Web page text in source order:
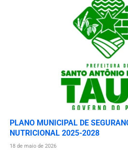
PLANO MUNICIPAL DE
NUTRICIONAL 2025-2028
18 de maio de 2026